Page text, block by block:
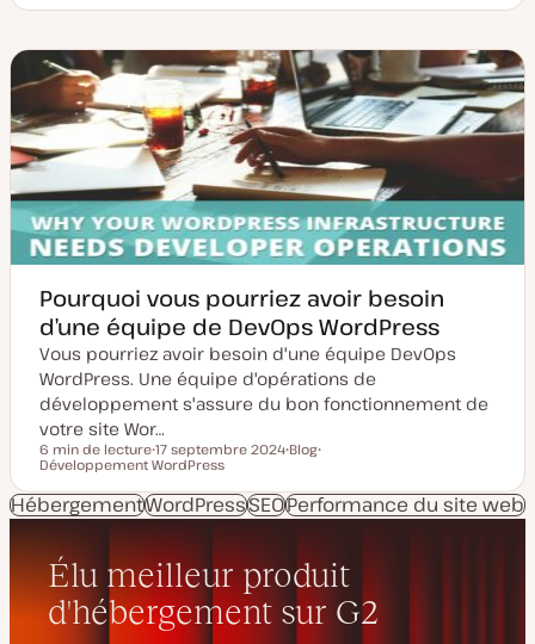
a
e
i
s
e
à
j
o
u
r
y
d
e
p
u
b
l
i
c
a
t
i
o
n
Pourquoi vous pourriez avoir besoin
d’une équipe de DevOps WordPress
Vous pourriez avoir besoin d'une équipe DevOps
WordPress. Une équipe d'opérations de
développement s'assure du bon fonctionnement de
votre site Wor…
Temps de lecture
6 min de lecture
D
t
e
i
s
e
à
17 septembre 2024
p
e
u
b
l
i
Blog
j
e
Développement WordPress
HébergementWordPressSEOPerformance du site web